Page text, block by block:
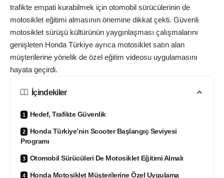
trafikte empati kurabilmek için otomobil sürücülerinin de
motosiklet eğitimi almasının önemine dikkat çekti. Güvenli
motosiklet sürüşü kültürünün yaygınlaşması çalışmalarını
genişleten Honda Türkiye ayrıca motosiklet satın alan
müşterilerine yönelik de özel eğitim videosu uygulamasını
hayata geçirdi.
İçindekiler
Hedef, Trafikte Güvenlik
Honda Türkiye’nin Scooter Başlangıç Seviyesi
Programı
Otomobil Sürücüleri De Motosiklet Eğitimi Almalı
Honda Motosiklet Müşterilerine Özel Uygulama